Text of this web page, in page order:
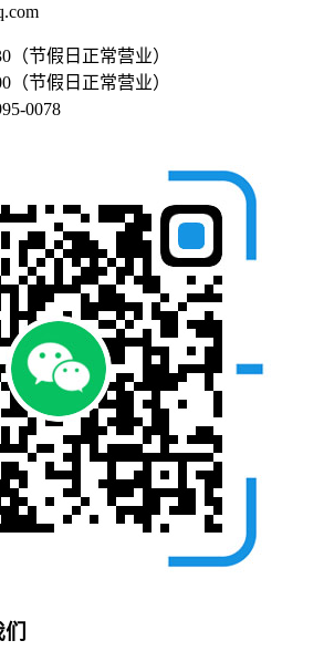
（节假日正常营业）
（节假日正常营业）
0078